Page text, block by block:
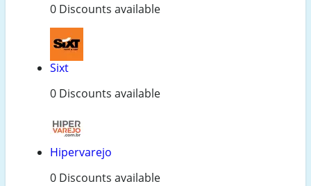
0 Discounts available
Sixt
0 Discounts available
Hipervarejo
0 Discounts available